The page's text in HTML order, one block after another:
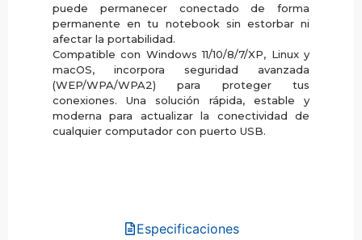
Especificaciones
puede permanecer conectado de forma
permanente en tu notebook sin estorbar ni
afectar la portabilidad.
Compatible con Windows 11/10/8/7/XP, Linux y
macOS, incorpora seguridad avanzada
(WEP/WPA/WPA2) para proteger tus
conexiones. Una solución rápida, estable y
moderna para actualizar la conectividad de
cualquier computador con puerto USB.